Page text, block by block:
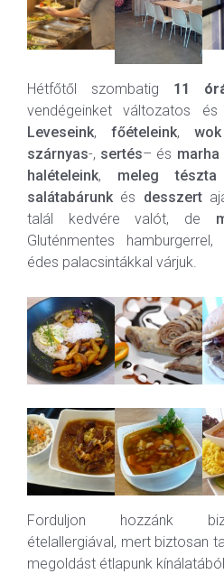
Hétfőtől szombatig 11
vendégeinket változatos és
Leveseink, főételeink, wok
szárnyas-, sertés– és marha
halételeink, meleg tészta
salátabárunk és desszert
talál kedvére valót, de
Gluténmentes
édes palacsintákkal várjuk.
Forduljon hozzánk
ételallergiával, mert biztosan
megoldást étlapunk kínálatából.